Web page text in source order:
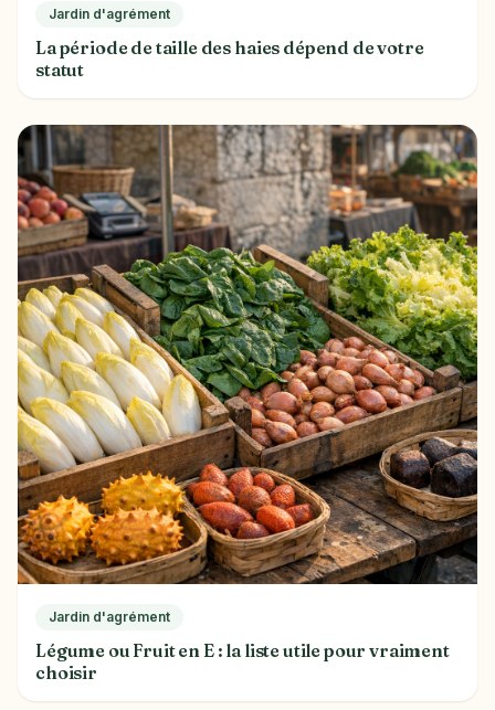
Jardin d'agrément
La période de taille des haies dépend de votre
statut
Jardin d'agrément
Légume ou Fruit en E : la liste utile pour vraiment
choisir